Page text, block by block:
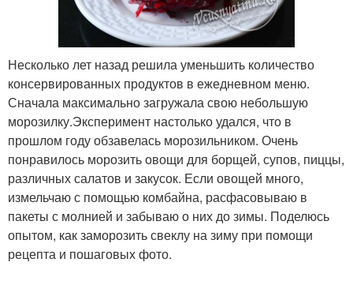
Несколько лет назад решила уменьшить количество
консервированных продуктов в ежедневном меню.
Сначала максимально загружала свою небольшую
морозилку.Эксперимент настолько удался, что в
прошлом году обзавелась морозильником. Очень
понравилось морозить овощи для борщей, супов, пиццы,
различных салатов и закусок. Если овощей много,
измельчаю с помощью комбайна, расфасовываю в
пакеты с молнией и забываю о них до зимы. Поделюсь
опытом, как заморозить свеклу на зиму при помощи
рецепта и пошаговых фото.